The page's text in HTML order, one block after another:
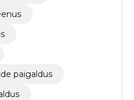
paigaldus